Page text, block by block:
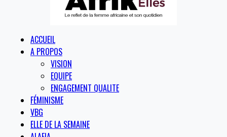
ACCUEIL
A PROPOS
VISION
EQUIPE
ENGAGEMENT QUALITE
FÉMINISME
VBG
ELLE DE LA SEMAINE